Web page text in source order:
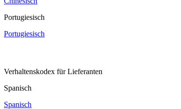
Portugiesisch
Portugiesisch
Verhaltenskodex für Lieferanten
Spanisch
Spanisch